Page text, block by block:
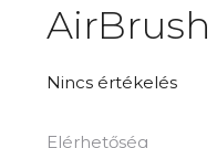
AirBrush
A
átlagos
Nincs értékelés
Elérhetőség